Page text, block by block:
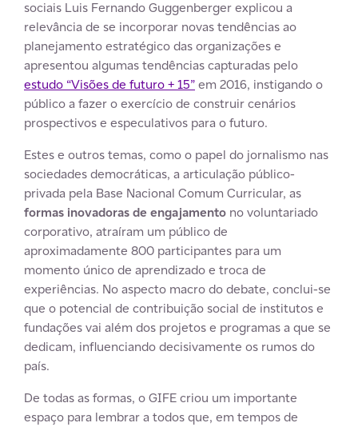
sociais Luis Fernando Guggenberger explicou a
relevância de se incorporar novas tendências ao
planejamento estratégico das organizações e
apresentou algumas tendências capturadas pelo
estudo “Visões de futuro + 15”em 2016, instigando o
público a fazer o exercício de construir cenários
prospectivos e especulativos para o futuro.
Estes e outros temas, como o papel do jornalismo nas
sociedades democráticas, a articulação público-
privada pela Base Nacional Comum Curricular, as
formas inovadoras de engajamento no voluntariado
corporativo, atraíram um público de
aproximadamente 800 participantes para um
momento único de aprendizado e troca de
experiências. No aspecto macro do debate, conclui-se
que o potencial de contribuição social de institutos e
fundações vai além dos projetos e programas a que se
dedicam, influenciando decisivamente os rumos do
país.
De todas as formas, o GIFE criou um importante
espaço para lembrar a todos que, em tempos de